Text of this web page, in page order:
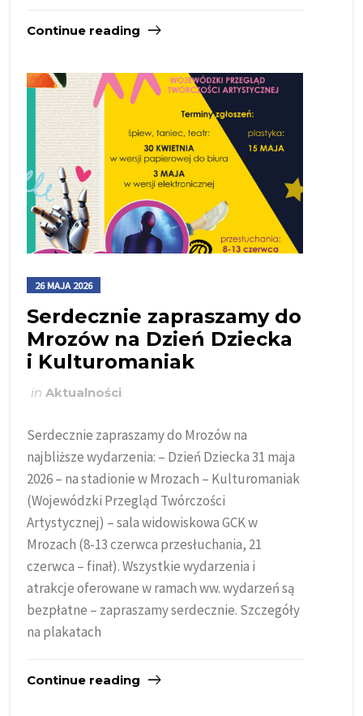
Continue reading
26 MAJA 2026
Serdecznie zapraszamy do
Mrozów na Dzień Dziecka
i Kulturomaniak
inAktualności
Serdecznie zapraszamy do Mrozów na
najbliższe wydarzenia: – Dzień Dziecka 31 maja
2026 – na stadionie w Mrozach – Kulturomaniak
(Wojewódzki Przegląd Twórczości
Artystycznej) – sala widowiskowa GCK w
Mrozach (8-13 czerwca przesłuchania, 21
czerwca – finał). Wszystkie wydarzenia i
atrakcje oferowane w ramach ww. wydarzeń są
bezpłatne – zapraszamy serdecznie. Szczegóły
na plakatach
Continue reading